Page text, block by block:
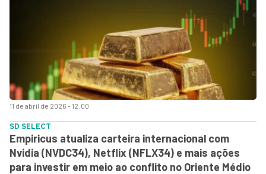
11 de abril de 2026 - 12:00
SD SELECT
Empiricus atualiza carteira internacional com
Nvidia (NVDC34), Netflix (NFLX34) e mais ações
para investir em meio ao conflito no Oriente Médio